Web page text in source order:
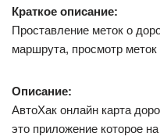
Краткое описание:
Проставление меток о
маршрута, просмотр меток
Описание:
АвтоХак онлайн карта
это приложение которое